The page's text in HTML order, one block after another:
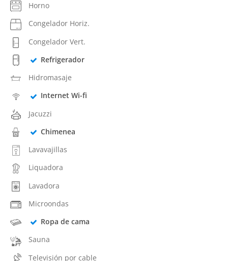
Horno
Congelador Horiz.
Congelador Vert.
Refrigerador
Hidromasaje
Internet Wi-fi
Jacuzzi
Chimenea
Lavavajillas
Liquadora
Lavadora
Microondas
Ropa de cama
Sauna
Televisión por cable